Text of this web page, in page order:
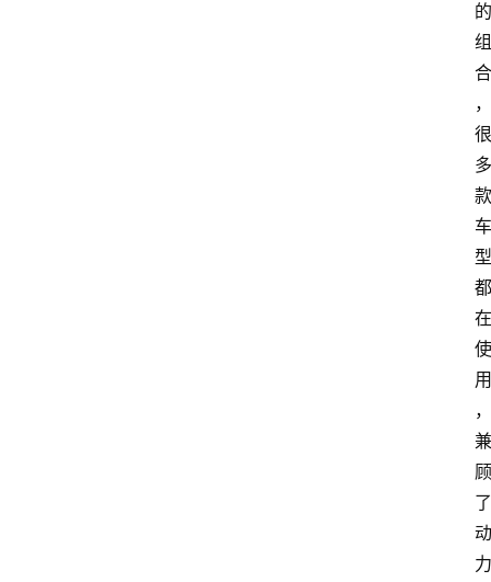
的
组
合
，
很
多
款
车
型
都
在
使
用
，
兼
顾
了
动
力